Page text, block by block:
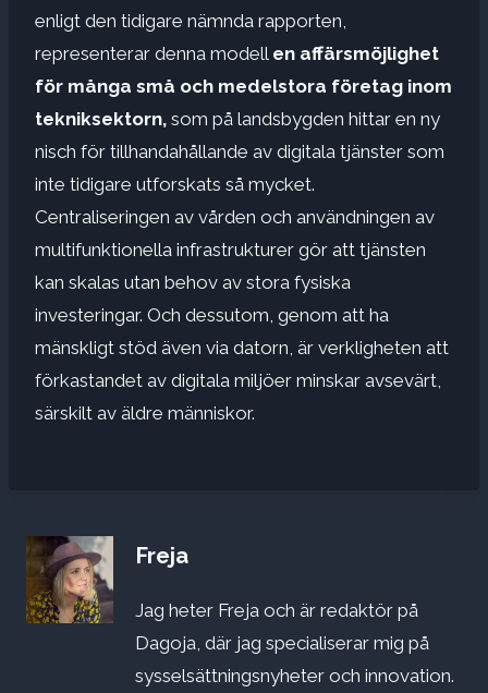
enligt den tidigare nämnda rapporten,
representerar denna modell en affärsmöjlighet
för många små och medelstora företag inom
tekniksektorn, som på landsbygden hittar en ny
nisch för tillhandahållande av digitala tjänster som
inte tidigare utforskats så mycket.
Centraliseringen av vården och användningen av
multifunktionella infrastrukturer gör att tjänsten
kan skalas utan behov av stora fysiska
investeringar. Och dessutom, genom att ha
mänskligt stöd även via datorn, är verkligheten att
förkastandet av digitala miljöer minskar avsevärt,
särskilt av äldre människor.
Freja
Jag heter Freja och är redaktör på
Dagoja, där jag specialiserar mig på
sysselsättningsnyheter och innovation.